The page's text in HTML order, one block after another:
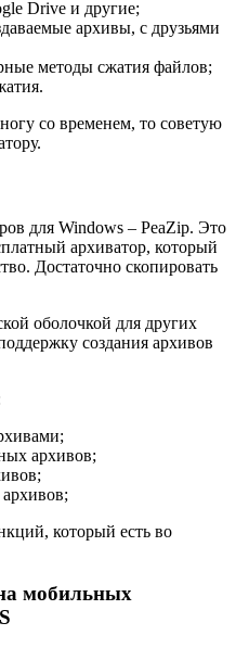
Drive и другие;
архивы, с друзьями
методы сжатия файлов;
со временем, то советую
для Windows – PeaZip. Это
архиватор, который
Достаточно скопировать
оболочкой для других
создания архивов
архивов;
который есть во
мобильных